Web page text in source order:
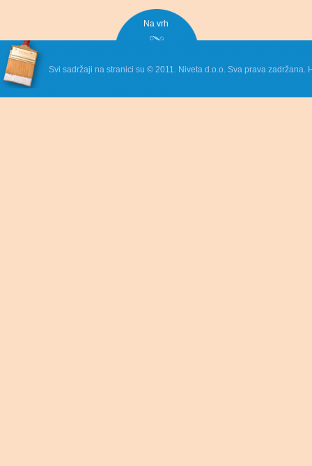
Na vrh
Svi sadržaji na stranici su © 2011. Niveta d.o.o. Sva prava zadržana.